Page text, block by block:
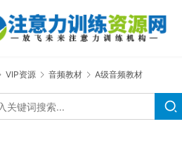
VIP资源 音频教材 A级音频教材